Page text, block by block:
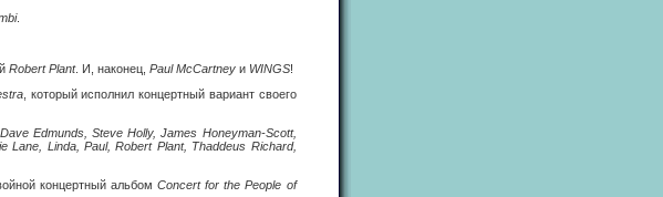
.
Robert Plant. И, наконец, Paul McCartneyи WINGS!
, который исполнил концертный вариант своего
Edmunds, Steve Holly, James Honeyman-Scott,
Lane, Linda, Paul, Robert Plant, Thaddeus Richard,
концертный альбомConcert for the People of